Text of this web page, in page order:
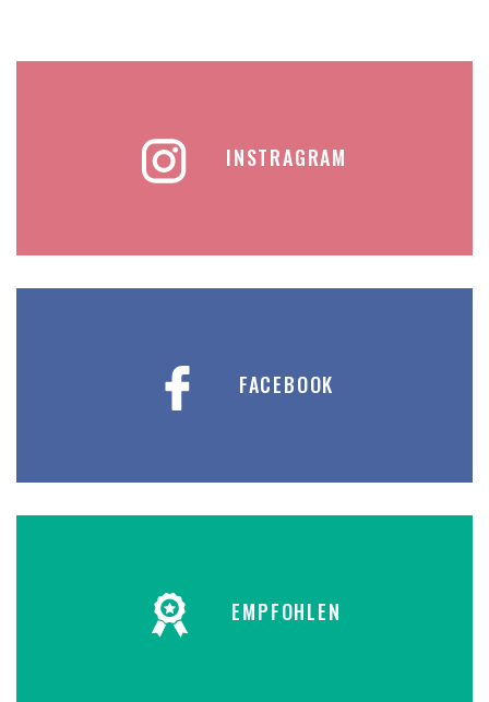
INSTRAGRAM
FACEBOOK
EMPFOHLEN